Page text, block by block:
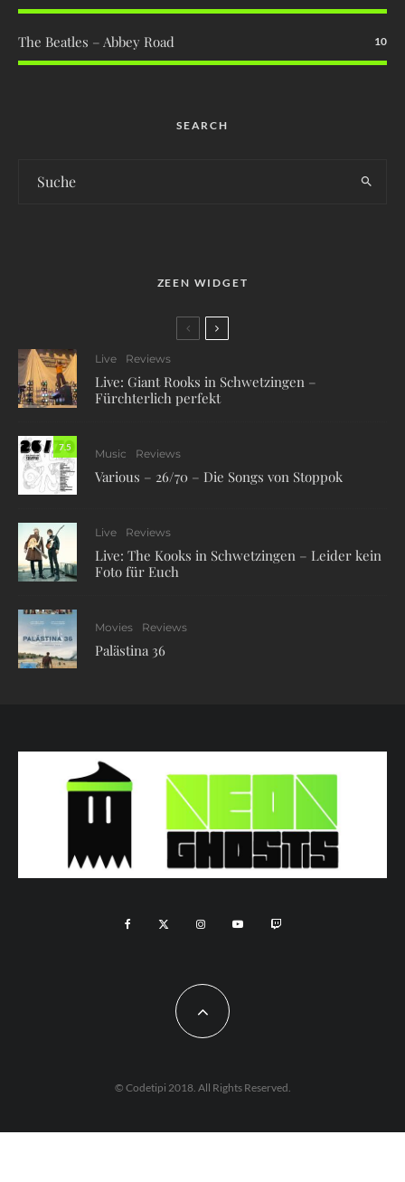
The Beatles – Abbey Road 10
SEARCH
ZEEN WIDGET
Live Reviews
Live: Giant Rooks in Schwetzingen –
Fürchterlich perfekt
7.5
Music Reviews
Various – 26/70 – Die Songs von Stoppok
Live Reviews
Live: The Kooks in Schwetzingen – Leider kein
Foto für Euch
Movies Reviews
Palästina 36
© Codetipi 2018. All Rights Reserved.